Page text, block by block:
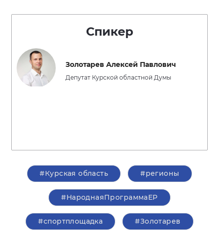
Спикер
Золотарев Алексей Павлович
Депутат Курской областной Думы
#Курская область #регионы
#НароднаяПрограммаЕР
#спортплощадка #Золотарев